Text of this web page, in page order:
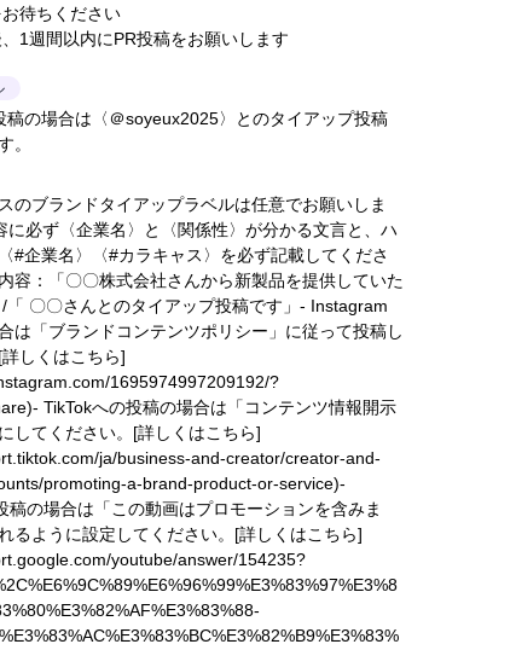
待ちください
1週間以内にPR投稿をお願いします
稿の場合は〈＠soyeux2025〉とのタイアップ投稿
。
ブランドタイアップラベルは任意でお願いしま
に必ず〈企業名〉と〈関係性〉が分かる文言と、ハ
#企業名〉〈#カラキャス〉を必ず記載してくださ
容：「〇〇株式会社さんから新製品を提供していた
〇〇さんとのタイアップ投稿です」 - Instagram
は「ブランドコンテンツポリシー」に従って投稿し
[詳しくはこちら]
1695974997209192/?
- TikTokへの投稿の場合は「コンテンツ情報開示
してください。 [詳しくはこちら]
ja/business-and-creator/creator-and-
promoting-a-brand-product-or-service)-
稿の場合は「この動画はプロモーションを含みま
るように設定してください。 [詳しくはこちら]
youtube/answer/154235?